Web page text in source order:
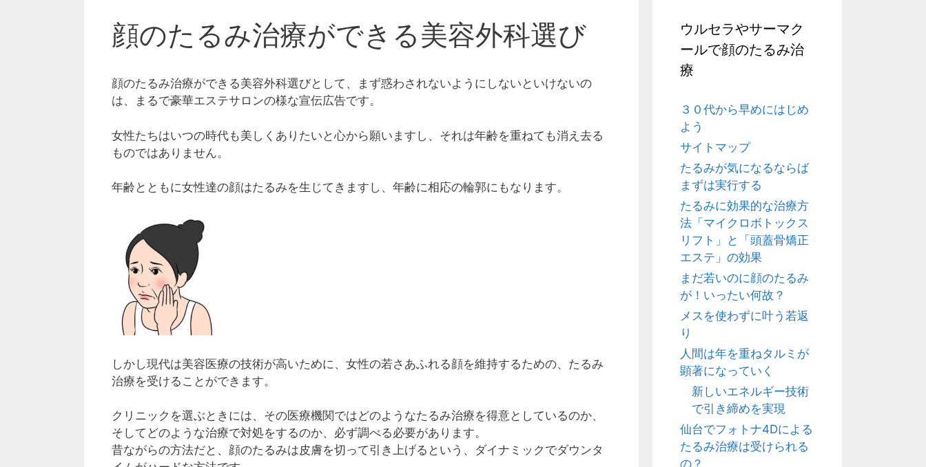
顔のたるみ治療ができる美容外科選び
顔のたるみ治療ができる美容外科選びとして、まず惑わされないようにしないといけないの
は、まるで豪華エステサロンの様な宣伝広告です。
女性たちはいつの時代も美しくありたいと心から願いますし、それは年齢を重ねても消え去る
ものではありません。
年齢とともに女性達の顔はたるみを生じてきますし、年齢に相応の輪郭にもなります。
しかし現代は美容医療の技術が高いために、女性の若さあふれる顔を維持するための、たるみ
治療を受けることができます。
クリニックを選ぶときには、その医療機関ではどのようなたるみ治療を得意としているのか、
そしてどのような治療で対処をするのか、必ず調べる必要があります。
昔ながらの方法だと、顔のたるみは皮膚を切って引き上げるという、ダイナミックでダウンタ
ウルセラやサーマク
ールで顔のたるみ治
療
３０代から早めにはじめ
よう
サイトマップ
たるみが気になるならば
まずは実行する
たるみに効果的な治療方
法「マイクロボトックス
リフト」と「頭蓋骨矯正
エステ」の効果
まだ若いのに顔のたるみ
が！いったい何故？
メスを使わずに叶う若返
り
人間は年を重ねタルミが
顕著になっていく
新しいエネルギー技術
で引き締めを実現
仙台でフォトナ4Dによる
たるみ治療は受けられる
の？